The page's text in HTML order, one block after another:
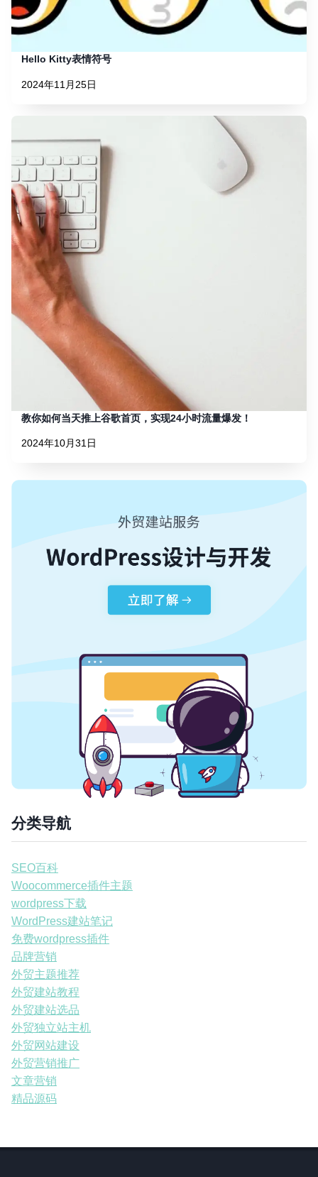
Hello Kitty表情符号
2024年11月25日
教你如何当天推上谷歌首页，实现24小时流量爆发！
2024年10月31日
分类导航
SEO百科
Woocommerce插件主题
wordpress下载
WordPress建站笔记
免费wordpress插件
品牌营销
外贸主题推荐
外贸建站教程
外贸建站选品
外贸独立站主机
外贸网站建设
外贸营销推广
文章营销
精品源码